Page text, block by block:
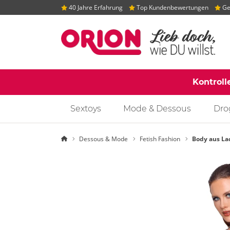
40 Jahre Erfahrung Top Kundenbewertungen
Sextoys Mode & Dessous
StartseiteDessous & Mode Fetish Fashion Body aus